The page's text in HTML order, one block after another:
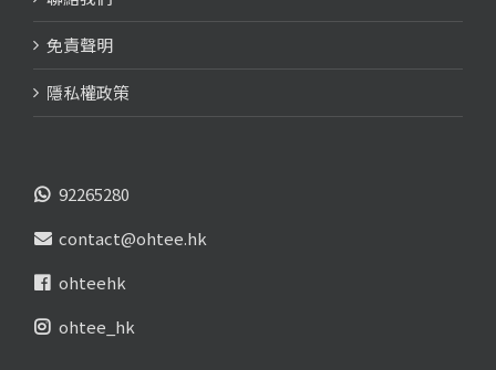
免責聲明
隱私權政策
92265280
contact@ohtee.hk
ohteehk
ohtee_hk